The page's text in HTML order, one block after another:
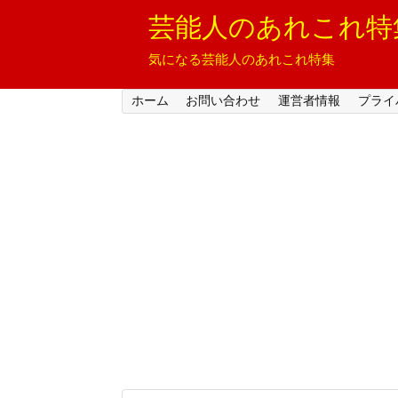
芸能人のあれこれ特
気になる芸能人のあれこれ特集
ホーム お問い合わせ 運営者情報 プラ